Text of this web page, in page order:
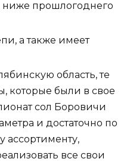
ниже прошлогоднего
а также имеет
область, те
которые были в свое
сол Боровичи
и достаточно по
ассортименту,
все свои